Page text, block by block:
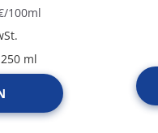
/100ml
ml